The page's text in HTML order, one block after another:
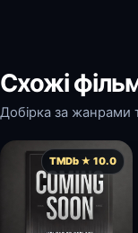
Схожі
Добірка за жанрами
TMDb ★ 10.0